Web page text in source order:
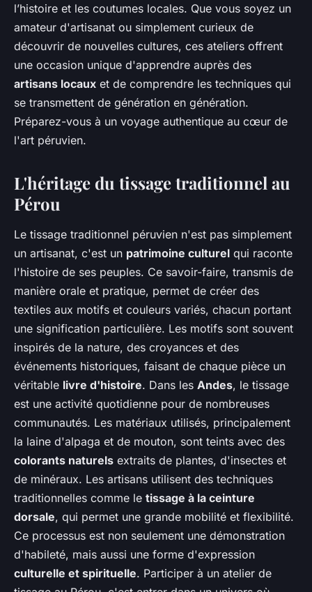
l’histoire et les coutumes locales. Que vous soyez un
amateur d'artisanat ou simplement curieux de
découvrir de nouvelles cultures, ces ateliers offrent
une occasion unique d'apprendre auprès des
artisans locaux et de comprendre les techniques qui
se transmettent de génération en génération.
Préparez-vous à un voyage authentique au cœur de
l'art péruvien.
L'héritage du tissage traditionnel au
Pérou
Le tissage traditionnel péruvien n'est pas simplement
un artisanat, c'est un patrimoine culturel qui raconte
l'histoire de ses peuples. Ce savoir-faire, transmis de
manière orale et pratique, permet de créer des
textiles aux motifs et couleurs variés, chacun portant
une signification particulière. Les motifs sont souvent
inspirés de la nature, des croyances et des
événements historiques, faisant de chaque pièce un
véritable livre d'histoire. Dans les Andes, le tissage
est une activité quotidienne pour de nombreuses
communautés. Les matériaux utilisés, principalement
la laine d'alpaga et de mouton, sont teints avec des
colorants naturels extraits de plantes, d'insectes et
de minéraux. Les artisans utilisent des techniques
traditionnelles comme le tissage à la ceinture
dorsale, qui permet une grande mobilité et flexibilité.
Ce processus est non seulement une démonstration
d'habileté, mais aussi une forme d'expression
culturelle et spirituelle. Participer à un atelier de